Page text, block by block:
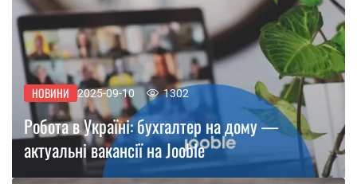
НОВИНИ 2025-09-10 1302
Робота в Україні: бухгалтер на дому —
актуальні вакансії на Jooble